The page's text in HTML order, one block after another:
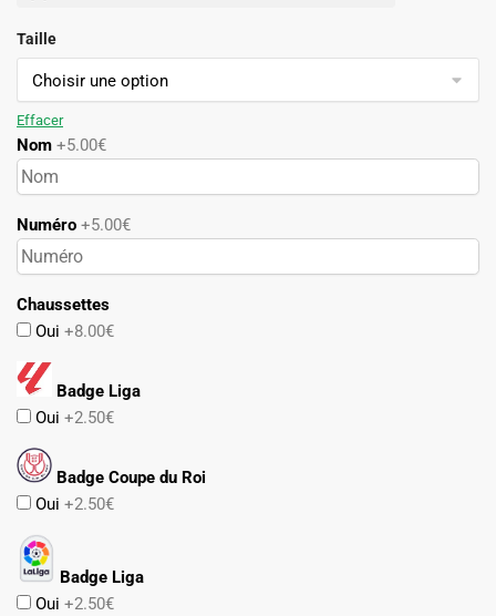
74.90€.42.90€.
Taille
Effacer
Nom +5.00€
Numéro +5.00€
Chaussettes
Oui +8.00€
Badge Liga
Oui +2.50€
Badge Coupe du Roi
Oui +2.50€
Badge Liga
Oui +2.50€